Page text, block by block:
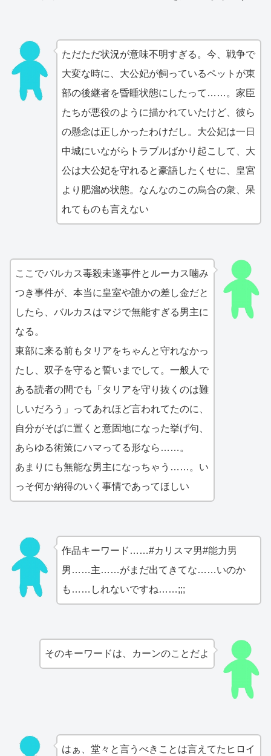
ただただ状況が意味不明すぎる。今、戦争で
大変な時に、大公妃が飼っているペットが東
部の後継者を昏睡状態にしたって……。家臣
たちが悪役のように描かれていたけど、彼ら
の懸念は正しかったわけだし。大公妃は一日
中城にいながらトラブルばかり起こして、大
公は大公妃を守れると豪語したくせに、皇宮
より肥溜め状態。なんなのこの烏合の衆、呆
れてものも言えない
ここでバルカス毒殺未遂事件とルーカス噛み
つき事件が、本当に皇室や誰かの差し金だと
したら、バルカスはマジで無能すぎる男主に
なる。
東部に来る前もタリアをちゃんと守れなかっ
たし、双子を守ると誓いまでして。一般人で
ある読者の間でも「タリアを守り抜くのは難
しいだろう」ってあれほど言われてたのに、
自分がそばに置くと意固地になった挙げ句、
あらゆる術策にハマってる形なら……。
あまりにも無能な男主になっちゃう……。い
っそ何か納得のいく事情であってほしい
作品キーワード……#カリスマ男#能力男
男……主……がまだ出てきてな……いのか
も……しれないですね……;;;
そのキーワードは、カーンのことだよ
はぁ、堂々と言うべきことは言えてたヒロイ